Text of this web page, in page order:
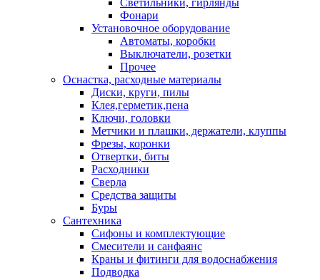
Светильники, гирлянды
Фонари
Установочное оборудование
Автоматы, коробки
Выключатели, розетки
Прочее
Оснастка, расходные материалы
Диски, круги, пилы
Клея,герметик,пена
Ключи, головки
Метчики и плашки, держатели, клуппы
Фрезы, коронки
Отвертки, биты
Расходники
Сверла
Средства защиты
Буры
Сантехника
Сифоны и комплектующие
Смесители и санфаянс
Краны и фитинги для водоснабжения
Подводка